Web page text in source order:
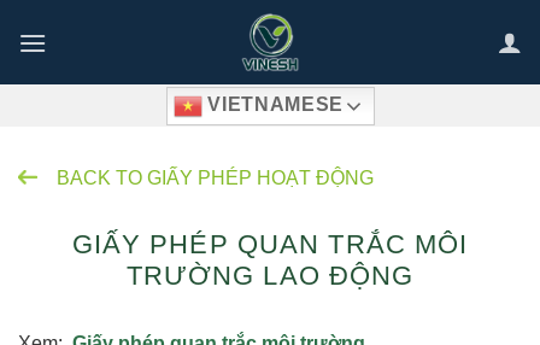
qua
VIETNAMESE
BACK TO GIẤY PHÉP HOẠT ĐỘNG
GIẤY PHÉP QUAN TRẮC MÔI
TRƯỜNG LAO ĐỘNG